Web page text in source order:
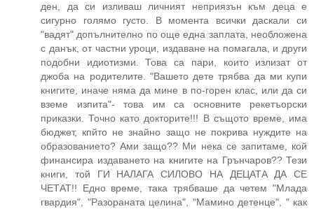
ден, да си изливаш личният неприязън към деца е
сигурно голямо густо. В момента всички даскали си
"вадят" допълнително по още една заплата, необложена
с данък, от частни уроци, издаване на помагала, и други
подобни идиотизми. Това са пари, които излизат от
джоба на родителите. "Вашето дете трябва да ми купи
книгите, иначе няма да мине в по-горен клас, или да си
вземе изпита"- това им са основните рекетъорски
приказки. Точно като докторите!!! В същото време, има
бюджет, кпйто не знайно защо не покрива нуждите на
образованието? Ами защо?? Ми нека се запитаме, кой
финансира издаването на книгите на Грънчаров?? Тези
книги, той ГИ НАЛАГА СИЛОВО НА ДЕЦАТА ДА СЕ
ЧЕТАТ!! Едно време, така трябваше да четем "Млада
гвардия", "Разораната целина", "Мамино детенце", " как